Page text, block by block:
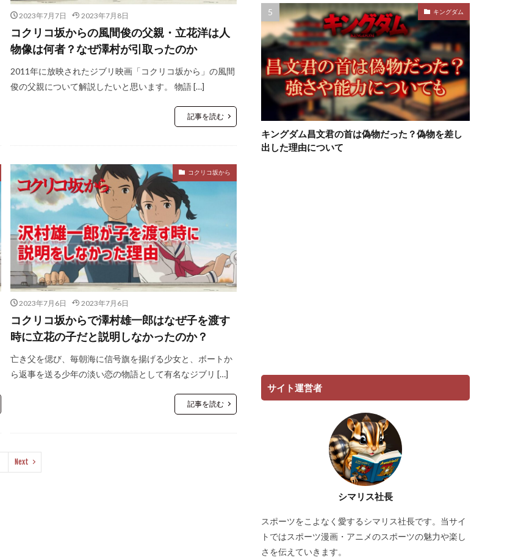
2023年7月7日 2023年7月8日
コクリコ坂からの風間俊の父親・立花洋は人
物像は何者？なぜ澤村が引取ったのか
2011年に放映されたジブリ映画「コクリコ坂から」の風間
俊の父親について解説したいと思います。 物語 […]
記事を読む
コクリコ坂から
2023年7月6日 2023年7月6日
コクリコ坂からで澤村雄一郎はなぜ子を渡す
時に立花の子だと説明しなかったのか？
亡き父を偲び、毎朝海に信号旗を揚げる少女と、ボートか
ら返事を送る少年の淡い恋の物語として有名なジブリ […]
記事を読む
Next
キングダム
キングダム昌文君の首は偽物だった？偽物を差し
出した理由について
サイト運営者
シマリス社長
スポーツをこよなく愛するシマリス社長です。当サイ
トではスポーツ漫画・アニメのスポーツの魅力や楽し
さを伝えていきます。